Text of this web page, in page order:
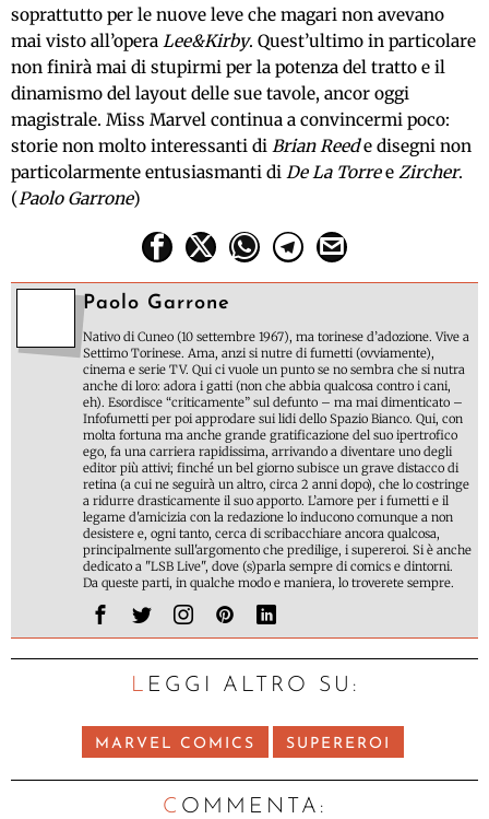
soprattutto per le nuove leve che magari non avevano
mai visto all’opera Lee&Kirby. Quest’ultimo in particolare
non finirà mai di stupirmi per la potenza del tratto e il
dinamismo del layout delle sue tavole, ancor oggi
magistrale. Miss Marvel continua a convincermi poco:
storie non molto interessanti di Brian Reede disegni non
particolarmente entusiasmanti di De La Torree Zircher.
(Paolo Garrone)
Paolo Garrone
Nativo di Cuneo (10 settembre 1967), ma torinese d’adozione. Vive a
Settimo Torinese. Ama, anzi si nutre di fumetti (ovviamente),
cinema e serie TV. Qui ci vuole un punto se no sembra che si nutra
anche di loro: adora i gatti (non che abbia qualcosa contro i cani,
eh). Esordisce “criticamente” sul defunto – ma mai dimenticato –
Infofumetti per poi approdare sui lidi dello Spazio Bianco. Qui, con
molta fortuna ma anche grande gratificazione del suo ipertrofico
ego, fa una carriera rapidissima, arrivando a diventare uno degli
editor più attivi; finché un bel giorno subisce un grave distacco di
retina (a cui ne seguirà un altro, circa 2 anni dopo), che lo costringe
a ridurre drasticamente il suo apporto. L’amore per i fumetti e il
legame d'amicizia con la redazione lo inducono comunque a non
desistere e, ogni tanto, cerca di scribacchiare ancora qualcosa,
principalmente sull'argomento che predilige, i supereroi. Si è anche
dedicato a "LSB Live", dove (s)parla sempre di comics e dintorni.
Da queste parti, in qualche modo e maniera, lo troverete sempre.
LEGGI ALTRO SU:
MARVEL COMICS SUPEREROI
C OMMENTA: